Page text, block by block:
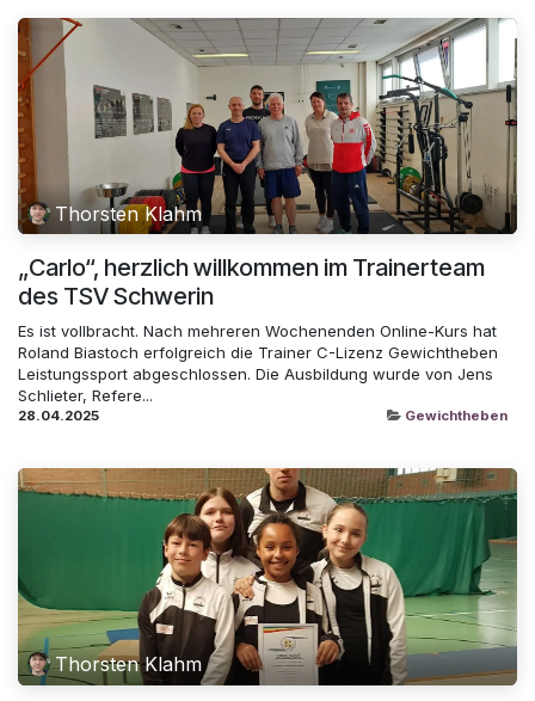
Thorsten Klahm
„Carlo“, herzlich willkommen im Trainerteam
des TSV Schwerin
Es ist vollbracht. Nach mehreren Wochenenden Online-Kurs hat
Roland Biastoch erfolgreich die Trainer C-Lizenz Gewichtheben
Leistungssport abgeschlossen. Die Ausbildung wurde von Jens
Schlieter, Refere...
28.04.2025 Gewichtheben
Thorsten Klahm